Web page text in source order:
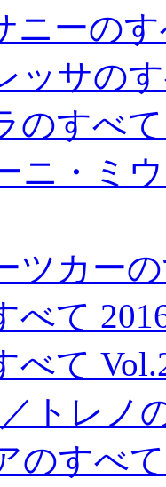
ニーの
ッサの
のすべ
ニ・ミ
ツカー
べて
べて
トレノ
のすべ